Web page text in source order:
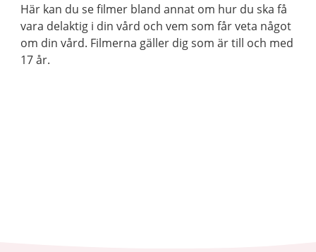
Här kan du se filmer bland annat om hur du ska få
vara delaktig i din vård och vem som får veta något
om din vård. Filmerna gäller dig som är till och med
17 år.